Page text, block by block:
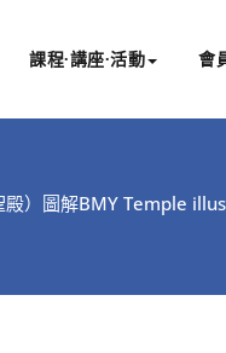
課程∙講座∙活動 會
殿）圖解BMY Temple